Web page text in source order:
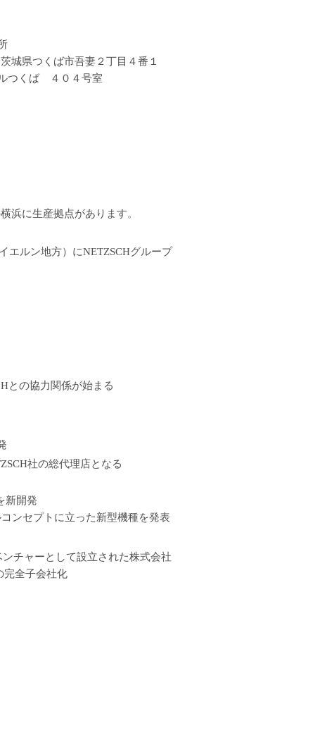
城県つくば市吾妻２丁目４番１
つくば ４０４号室
浜に生産拠点があります。
エルン地方）にNETZSCHグループ
との協力関係が始まる
社の総代理店となる
新開発
ンセプトに立った新型機種を発表
チャーとして設立された株式会社
完全子会社化